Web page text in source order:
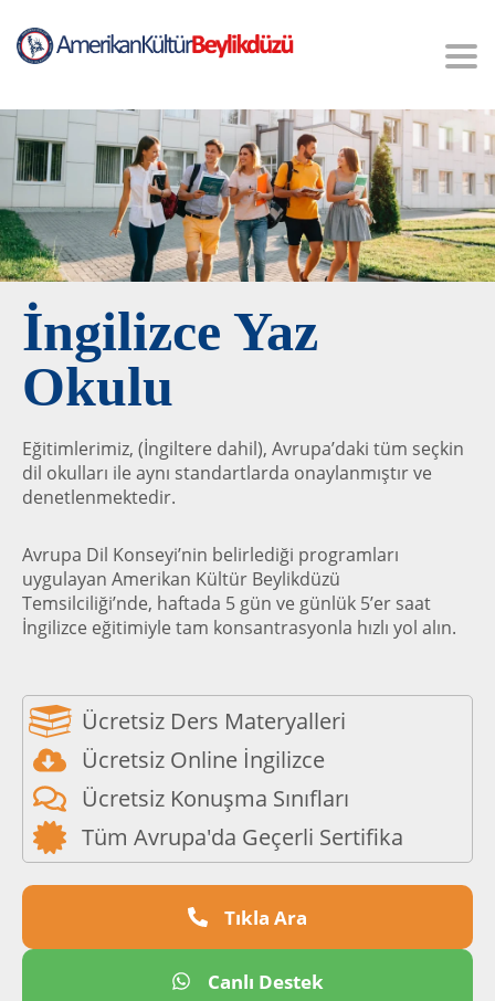
İngilizce Yaz
Okulu
Eğitimlerimiz, (İngiltere dahil), Avrupa’daki tüm seçkin
dil okulları ile aynı standartlarda onaylanmıştır ve
denetlenmektedir.
Avrupa Dil Konseyi’nin belirlediği programları
uygulayan Amerikan Kültür Beylikdüzü
Temsilciliği’nde, haftada 5 gün ve günlük 5’er saat
İngilizce eğitimiyle tam konsantrasyonla hızlı yol alın.
Ücretsiz Ders Materyalleri
Ücretsiz Online İngilizce
Ücretsiz Konuşma Sınıfları
Tüm Avrupa'da Geçerli Sertifika
Tıkla Ara
Canlı Destek